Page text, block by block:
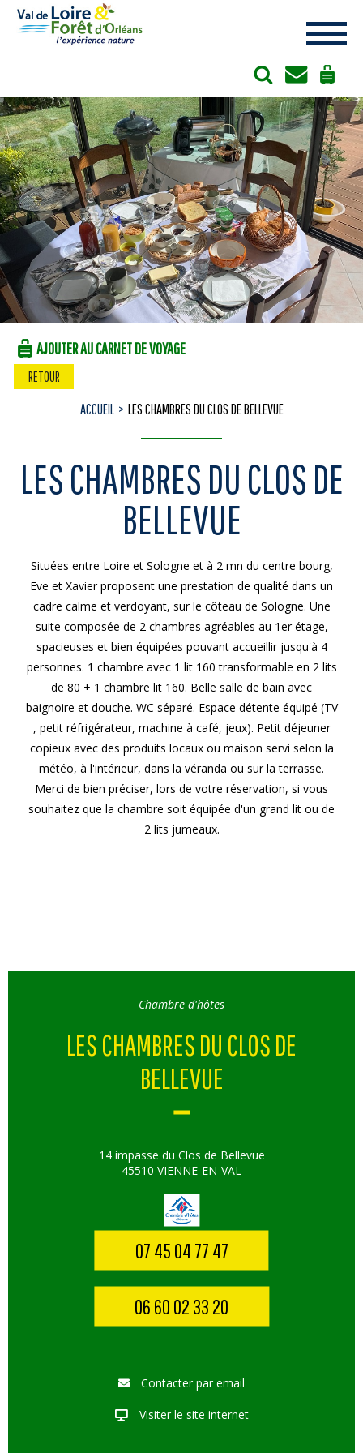
AJOUTER AU CARNET DE VOYAGE
RETOUR
ACCUEIL LES CHAMBRES DU CLOS DE BELLEVUE
LES CHAMBRES DU CLOS DE
BELLEVUE
Situées entre Loire et Sologne et à 2 mn du centre bourg,
Eve et Xavier proposent une prestation de qualité dans un
cadre calme et verdoyant, sur le côteau de Sologne. Une
suite composée de 2 chambres agréables au 1er étage,
spacieuses et bien équipées pouvant accueillir jusqu'à 4
personnes. 1 chambre avec 1 lit 160 transformable en 2 lits
de 80 + 1 chambre lit 160. Belle salle de bain avec
baignoire et douche. WC séparé. Espace détente équipé (TV
, petit réfrigérateur, machine à café, jeux). Petit déjeuner
copieux avec des produits locaux ou maison servi selon la
météo, à l'intérieur, dans la véranda ou sur la terrasse.
Merci de bien préciser, lors de votre réservation, si vous
souhaitez que la chambre soit équipée d'un grand lit ou de
2 lits jumeaux.
Chambre d'hôtes
LES CHAMBRES DU CLOS DE
BELLEVUE
14 impasse du Clos de Bellevue
45510 VIENNE-EN-VAL
07 45 04 77 47
06 60 02 33 20
Contacter par email
Visiter le site internet
Cookies management panel